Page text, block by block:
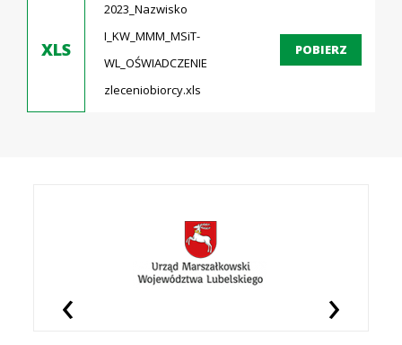
XLS
2023_Nazwisko
I_KW_MMM_MSiT-
WL_OŚWIADCZENIE
zleceniobiorcy.xls
POBIERZ
‹ ›